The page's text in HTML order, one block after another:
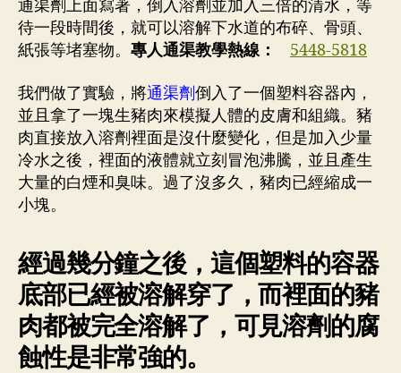
通渠劑上面寫著，倒入溶劑並加入三倍的清水，等
待一段時間後，就可以溶解下水道的布碎、骨頭、
紙張等堵塞物。 專人通渠教學熱線： 5448-5818
我們做了實驗，將通渠劑倒入了一個塑料容器內，
並且拿了一塊生豬肉來模擬人體的皮膚和組織。豬
肉直接放入溶劑裡面是沒什麼變化，但是加入少量
冷水之後，裡面的液體就立刻冒泡沸騰，並且產生
大量的白煙和臭味。過了沒多久，豬肉已經縮成一
小塊。
經過幾分鐘之後，這個塑料的容器
底部已經被溶解穿了，而裡面的豬
肉都被完全溶解了，可見溶劑的腐
蝕性是非常強的。